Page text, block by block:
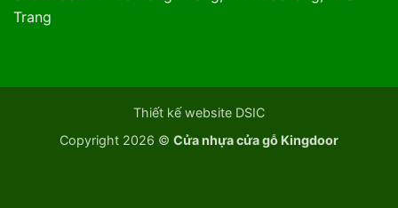
Trang
Thiết kế website DSIC
Copyright 2026 © Cửa nhựa cửa gỗ Kingdoor